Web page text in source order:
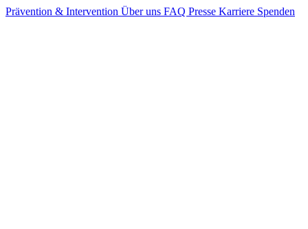
Prävention & Intervention Über uns FAQ Presse Karriere Spenden